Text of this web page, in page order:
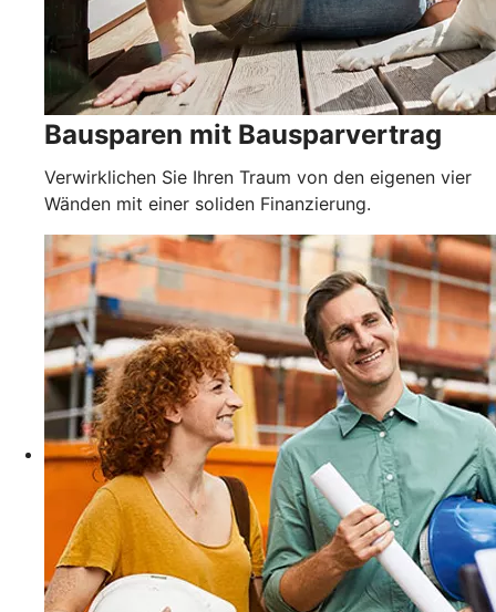
Bausparen mit Bausparvertrag
Verwirklichen Sie Ihren Traum von den eigenen vier
Wänden mit einer soliden Finanzierung.